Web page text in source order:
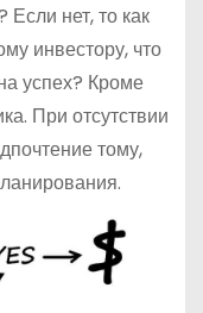
нет, то как
инвестору, что
успех? Кроме
При отсутствии
тому,